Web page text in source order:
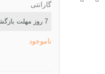
گارانتی
ناموجود